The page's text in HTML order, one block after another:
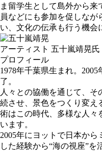
ま留学生として島外から
員などにも参加を促しな
い、文化の伝承も行う機会
アーティスト 五十嵐靖晃氏
プロフィール
1978年千葉県生まれ。
了。
人々との協働を通じて、
続させ、景色をつくり変え
術はこの時代、多様な人々
います。
2005年にヨットで日本から
した経験から“海の視座”を